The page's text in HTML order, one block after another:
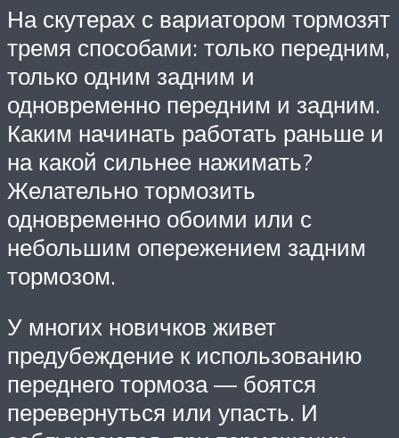
На скутерах с вариатором тормозят
тремя способами: только передним,
только одним задним и
одновременно передним и задним.
Каким начинать работать раньше и
на какой сильнее нажимать?
Желательно тормозить
одновременно обоими или с
небольшим опережением задним
тормозом.
У многих новичков живет
предубеждение к использованию
переднего тормоза — боятся
перевернуться или упасть. И